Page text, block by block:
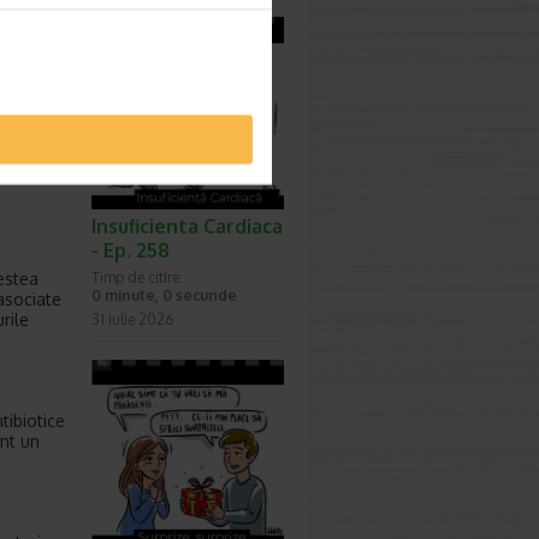
care
un
Insuficienta Cardiaca
- Ep. 258
Timp de citire:
0 minute, 0 secunde
31 iulie 2026